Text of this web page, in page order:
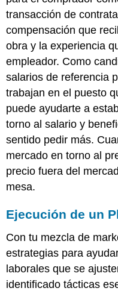
transacción de
compensación que
obra y la experiencia
empleador. Como
salarios de referencia
trabajan en el puesto
puede ayudarte a
torno al salario y
sentido pedir más.
mercado en torno al
precio fuera del
mesa.
Ejecución de un
Con tu mezcla de
estrategias para
laborales que se
identificado tácticas